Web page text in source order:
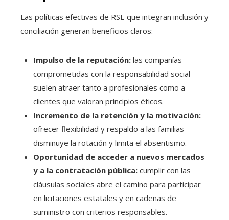
Las políticas efectivas de RSE que integran inclusión y
conciliación generan beneficios claros:
Impulso de la reputación: las compañías
comprometidas con la responsabilidad social
suelen atraer tanto a profesionales como a
clientes que valoran principios éticos.
Incremento de la retención y la motivación:
ofrecer flexibilidad y respaldo a las familias
disminuye la rotación y limita el absentismo.
Oportunidad de acceder a nuevos mercados
y a la contratación pública: cumplir con las
cláusulas sociales abre el camino para participar
en licitaciones estatales y en cadenas de
suministro con criterios responsables.